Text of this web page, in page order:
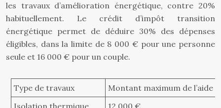
les travaux d’amélioration énergétique, contre 20%
habituellement. Le crédit d’impôt transition
énergétique permet de déduire 30% des dépenses
éligibles, dans la limite de 8 000 € pour une personne
seule et 16 000 € pour un couple.
Type de travaux
Montant maximum de l’aide